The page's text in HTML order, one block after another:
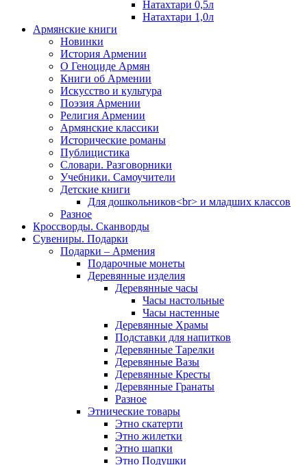
Натахтари 0,5л
Натахтари 1,0л
Армянские книги
Новинки
История Армении
О Геноциде Армян
Книги об Армении
Иcкусство и культура
Поэзия Армении
Религия Армении
Армянские классики
Исторические романы
Публицистика
Словари. Разговорники
Учебники. Самоучители
Детские книги
Для дошкольников<br> и младших классов
Разное
Кроссворды. Сканворды
Сувениры. Подарки
Подарки – Армения
Подарочные монеты
Деревянные изделия
Деревянные часы
Часы настольные
Часы настенные
Деревянные Храмы
Подставки для напитков
Деревянные Тарелки
Деревянные Вазы
Деревянные Кресты
Деревянные Гранаты
Разное
Этнические товары
Этно скатерти
Этно жилетки
Этно шапки
Этно Подушки